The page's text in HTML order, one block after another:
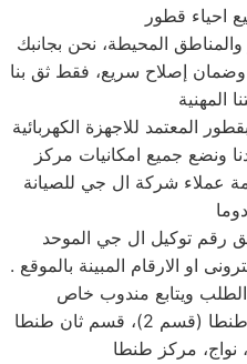
المحيطة، نحن بجانبك
وضمان إصلاح سريع، فقط ثق بنا
المعتمد للاجهزة الكهربائية
ونضع جميع امكانيات مركز
عملاء شركة ال جي للصيانة
رقم توكيل ال جي الموحد
الالكترونى او الارقام المبينة بالموقع .
ويتابع مندوب خاص
قسم ثان طنطا
نواج، مركز طنطا